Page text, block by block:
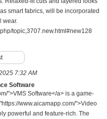
smart fabrics, will be incorporated
wear.
topic,3707.new.html#new128
7:32 AM
Software
">VMS Software</a> is a game-
www.aicamapp.com/">Video
powerful and feature-rich. The